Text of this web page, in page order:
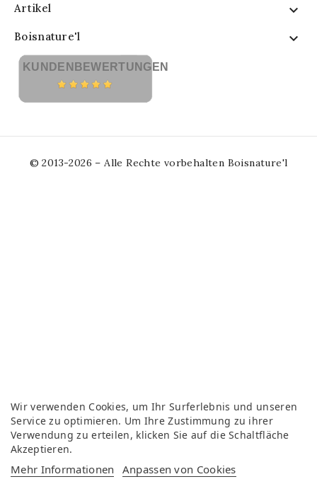
Artikel 
Boisnature'l 
Wir verwenden Cookies, um Ihr Surferlebnis und unseren
Service zu optimieren. Um Ihre Zustimmung zu ihrer
Verwendung zu erteilen, klicken Sie auf die Schaltfläche
Akzeptieren.
Mehr Informationen Anpassen von Cookies
KUNDENBEWERTUNGEN
© 2013-2026 – Alle Rechte vorbehalten Boisnature'l